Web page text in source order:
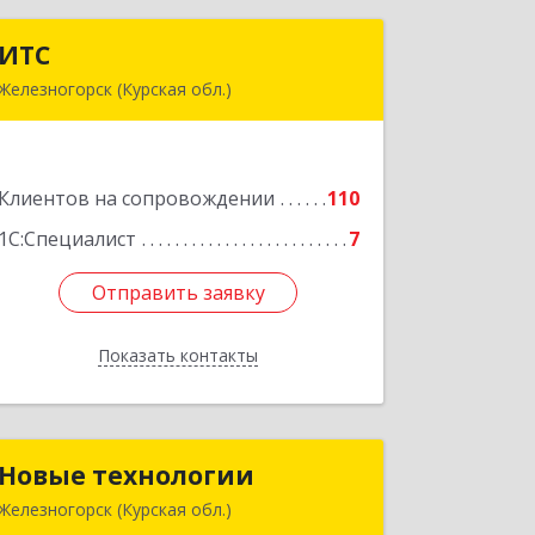
ИТС
(Курская обл.)
Клиентов на сопровождении
110
1С:Специалист
7
Отправить заявку
Показать контакты
Отправить заявку
Назад
Новые технологии
(Курская обл.)
Новые технологии